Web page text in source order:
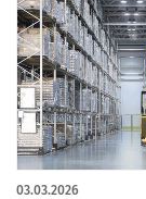
03.03.2026